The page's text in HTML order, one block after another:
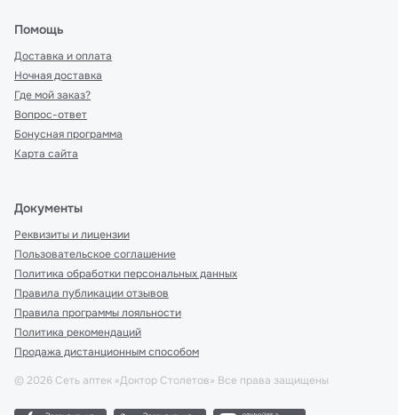
Помощь
Доставка и оплата
Ночная доставка
Где мой заказ?
Вопрос-ответ
Бонусная программа
Карта сайта
Документы
Реквизиты и лицензии
Пользовательское соглашение
Политика обработки персональных данных
Правила публикации отзывов
Правила программы лояльности
Политика рекомендаций
Продажа дистанционным способом
© 2026 Сеть аптек «Доктор Столетов» Все права защищены